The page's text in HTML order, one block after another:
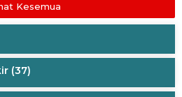
Kesemua
(37)